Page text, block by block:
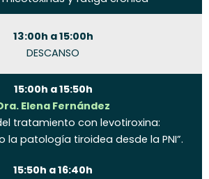
13:00h a 15:00h
DESCANSO
15:00h a 15:50h
Elena Fernández
tratamiento con levotiroxina:
la patología tiroidea desde la PNI”.
15:50h a 16:40h